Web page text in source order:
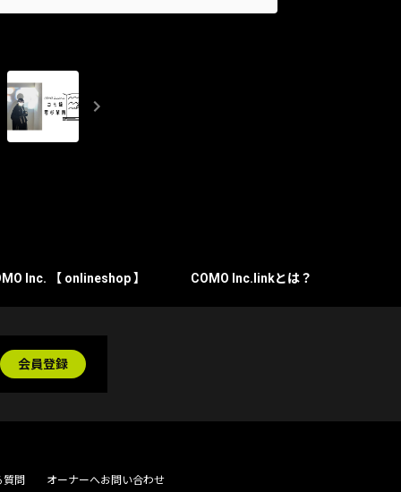
Inc. 【 onlineshop 】 COMO Inc.linkとは？
会員登録
質問 オーナーへお問い合わせ